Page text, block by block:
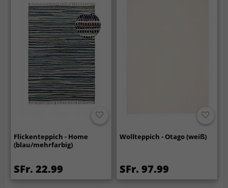
Flickenteppich - Home
(blau/mehrfarbig)
SFr. 22.99
Wollteppich - Otago (weiß)
SFr. 97.99